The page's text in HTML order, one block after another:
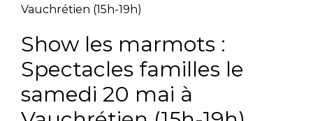
Vauchrétien (15h-19h)
Show les marmots :
Spectacles familles le
samedi 20 mai à